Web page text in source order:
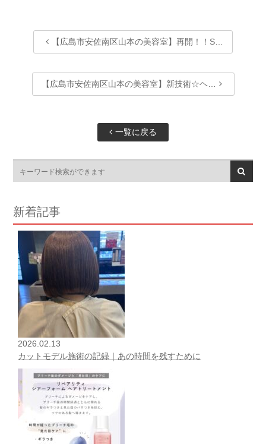
【広島市安佐南区山本の美容室】再開！！S…
【広島市安佐南区山本の美容室】新技術☆ヘ…
一覧に戻る
新着記事
2026.02.13
カットモデル施術の記録｜あの時間を残すために